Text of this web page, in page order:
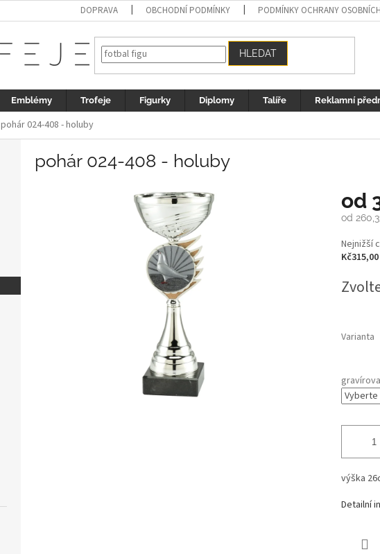
DOPRAVA OBCHODNÍ PODMÍNKY PODMÍNKY OCHRANY
HLEDAT
Emblémy Trofeje Figurky Diplomy Talíře Reklamní
pohár 024-408 - holuby
pohár 024-408 - holuby
od
od
Měrná
cena:
Nejnižší
Kč315,00
Varianta
výška
Detailní